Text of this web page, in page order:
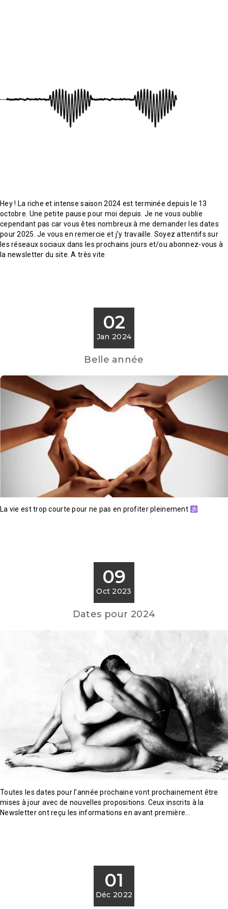
Hey ! La riche et intense saison 2024 est terminée depuis le 13
octobre. Une petite pause pour moi depuis. Je ne vous oublie
cependant pas car vous êtes nombreux à me demander les dates
pour 2025. Je vous en remercie et j'y travaille. Soyez attentifs sur
les réseaux sociaux dans les prochains jours et/ou abonnez-vous à
la newsletter du site. A très vite
02
Jan 2024
Belle année
La vie est trop courte pour ne pas en profiter pleinement
09
Oct 2023
Dates pour 2024
Toutes les dates pour l'année prochaine vont prochainement être
mises à jour avec de nouvelles propositions. Ceux inscrits à la
Newsletter ont reçu les informations en avant première...
01
Déc 2022